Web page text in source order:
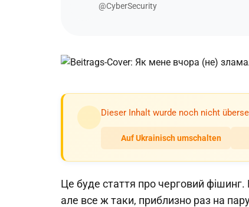
@CyberSecurity
Dieser Inhalt wurde noch nicht
Auf Ukrainisch umschalten
Це буде стаття про черговий
але все ж таки, приблизно раз на